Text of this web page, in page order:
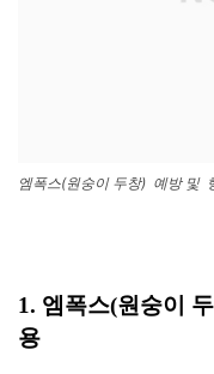
엠폭스(원숭이 두창) 예방 및
1. 엠폭스(원숭이
용